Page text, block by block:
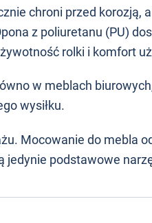
chroni przed korozją,
z poliuretanu (PU)
rolki i komfort
w meblach
wysiłku.
Mocowanie do mebla
jedynie podstawowe